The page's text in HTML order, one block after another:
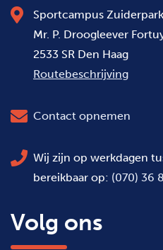
Sportcampus Zuiderpark
Mr. P. Droogleever
2533 SR Den Haag
Routebeschrijving
Contact opnemen
Wij zijn op werkdagen
bereikbaar op: (070) 36
Volg ons